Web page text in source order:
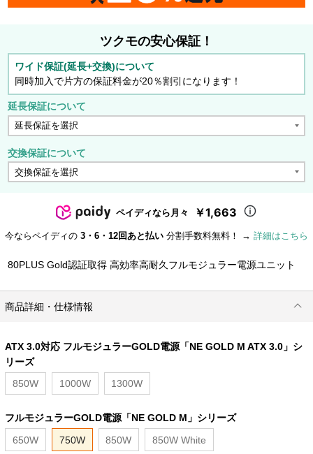
ツクモの安心保証！
ワイド保証(延長+交換)について
同時加入で片方の保証料金が20％割引になります！
延長保証について
交換保証について
ペイディなら月々 ￥1,663
今ならペイディの 3・6・12回あと払い 分割手数料無料！ → 詳細はこちら
80PLUS Gold認証取得 高効率高耐久フルモジュラー電源ユニット
商品詳細・仕様情報
ATX 3.0対応 フルモジュラーGOLD電源「NE GOLD M ATX 3.0」シ
リーズ
850W
1000W 1300W
フルモジュラーGOLD電源「NE GOLD M」シリーズ
650W
750W 850W 850W White